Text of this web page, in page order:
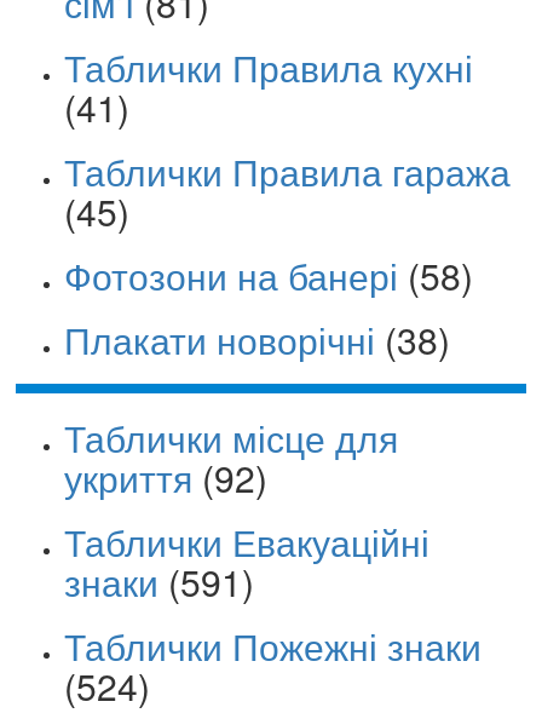
Таблички Правила кухні
(41)
Таблички Правила гаража
(45)
Фотозони на банері (58)
Плакати новорічні (38)
Таблички місце для
укриття (92)
Таблички Евакуаційні
знаки (591)
Таблички Пожежні знаки
(524)